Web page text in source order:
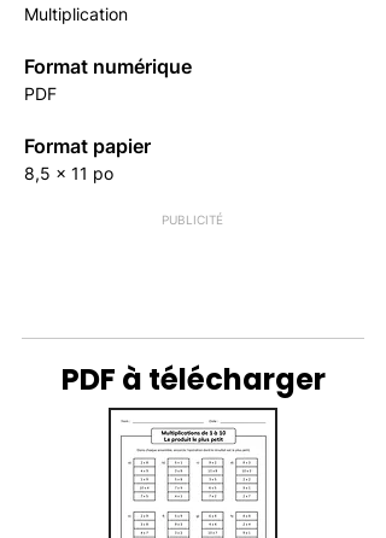
Multiplication
Format numérique
PDF
Format papier
8,5 x 11 po
PUBLICITÉ
PDF à télécharger